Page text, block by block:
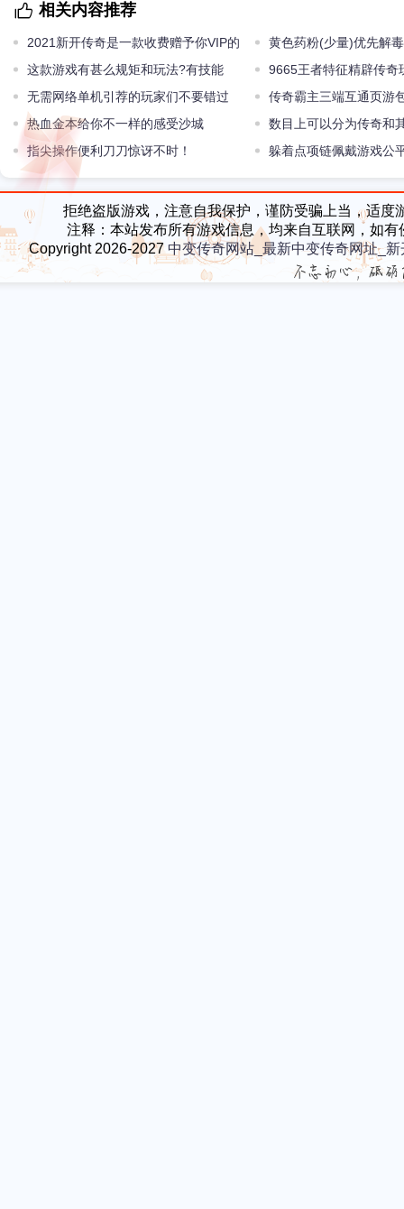
相关内容推荐
2021新开传奇是一款收费赠予你VIP的
黄色药粉(少量)优先解
存
这款游戏有甚么规矩和玩法?有技能
9665王者特征精辟传奇
(组图)
无需网络单机引荐的玩家们不要错过
啦！
传奇霸主三端互通页游
指南引见
热血金本给你不一样的感受沙城
数目上可以分为传奇和
指尖操作便利刀刀惊讶不时！
躲着点项链佩戴游戏公
衡器
拒绝盗版游戏，注意自我保护，谨防受骗上当，适
注释：本站发布所有游戏信息，均来自互联网，如
Copyright 2026-2027 中变传奇网站_最新中变传奇网址_